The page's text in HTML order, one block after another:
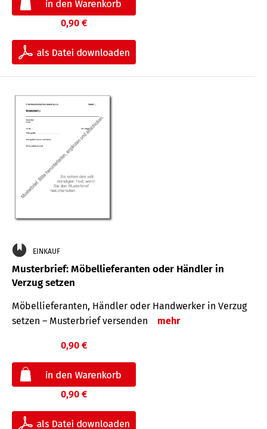
0,90 €
EINKAUF
Musterbrief: Möbellieferanten oder Händler in
Verzug setzen
Möbellieferanten, Händler oder Handwerker in Verzug
setzen – Musterbrief versenden
mehr
0,90 €
0,90 €